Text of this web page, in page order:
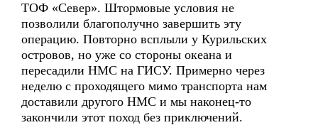
ТОФ «Север». Штормовые условия не
позволили благополучно завершить эту
операцию. Повторно всплыли у Курильских
островов, но уже со стороны океана и
пересадили НМС на ГИСУ. Примерно через
неделю с проходящего мимо транспорта нам
доставили другого НМС и мы наконец-то
закончили этот поход без приключений.